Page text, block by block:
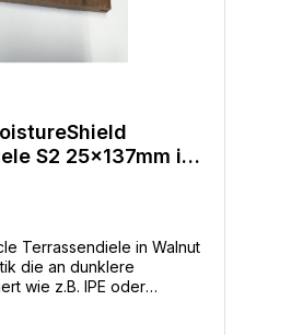
S2 25x137mm in
Terrassendiele in Walnut
die an dunklere
wie z.B. IPE oder
Struktur